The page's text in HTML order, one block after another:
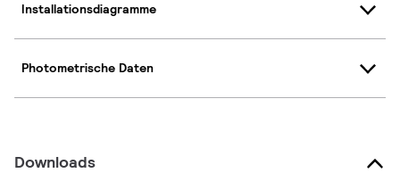
Installationsdiagramme
Photometrische Daten
Downloads